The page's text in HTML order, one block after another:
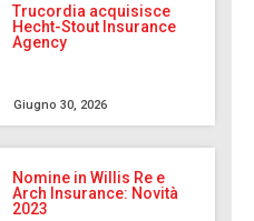
Trucordia acquisisce
Hecht-Stout Insurance
Agency
Giugno 30, 2026
Nomine in Willis Re e
Arch Insurance: Novità
2023